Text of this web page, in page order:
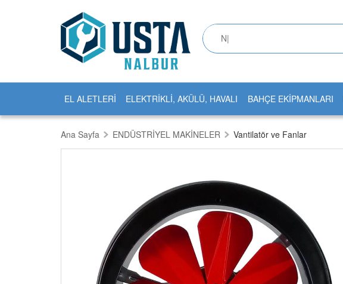
EL ALETLERİ ELEKTRİKLİ, AKÜLÜ, HAVALI BAHÇE EKİPMANLARI
Ana Sayfa ENDÜSTRİYEL MAKİNELER Vantilatör ve Fanlar